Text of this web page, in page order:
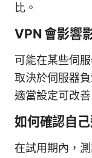
比。
VPN 會影響
可能在某些伺
取決於伺服器
適當設定可改善
如何確認自
在試用期內，